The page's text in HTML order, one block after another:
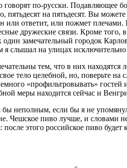
по-русски. Подавляющее
на пятьдесят. Вы
или ответит, или пожмет
дружеские связи. Кроме
один замечательный городок
я слышал на улицах
тем, что в них находятся
тело целебной, но, поверьте
«профильтровывать»
меры находится сейчас и
бы неполным, если бы я не
Чешское пиво лучше, и словами
после этого российское пиво